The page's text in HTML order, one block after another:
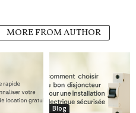
MORE FROM AUTHOR
Blog